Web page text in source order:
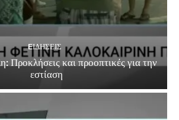
EΙΔΗΣΕΙΣ
Προκλήσεις και προοπτικές για την
εστίαση